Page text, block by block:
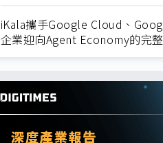
iKala攜手Google Cloud、
企業迎向Agent Economy的完